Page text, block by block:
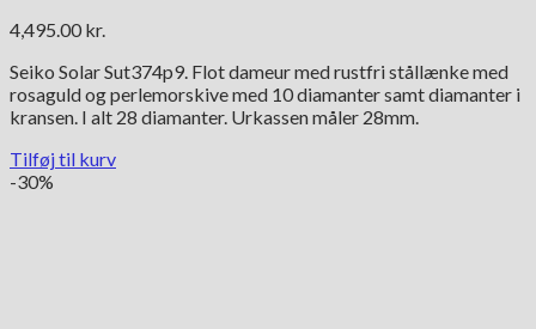
4,495.00 kr.
Seiko Solar Sut374p9. Flot dameur med rustfri stållænke med
rosaguld og perlemorskive med 10 diamanter samt diamanter i
kransen. I alt 28 diamanter. Urkassen måler 28mm.
Tilføj til kurv
-30%